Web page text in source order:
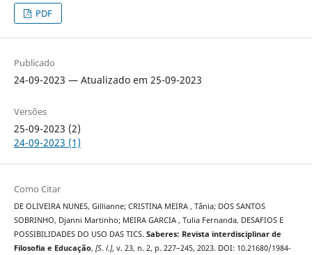
PDF
Publicado
24-09-2023 — Atualizado em 25-09-2023
Versões
25-09-2023 (2)
24-09-2023 (1)
Como Citar
DE OLIVEIRA NUNES, Gillianne; CRISTINA MEIRA , Tânia; DOS SANTOS
SOBRINHO, Djanni Martinho; MEIRA GARCIA , Tulia Fernanda. DESAFIOS E
POSSIBILIDADES DO USO DAS TICS. Saberes: Revista interdisciplinar de
Filosofia e Educação, [S. l.], v. 23, n. 2, p. 227–245, 2023. DOI: 10.21680/1984-